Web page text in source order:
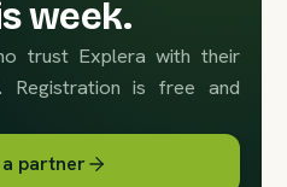
week.
trust Explera with their
Registration is free and
a partner